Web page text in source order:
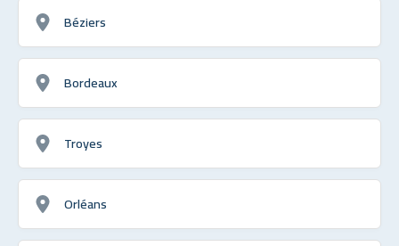
Béziers
Bordeaux
Troyes
Orléans